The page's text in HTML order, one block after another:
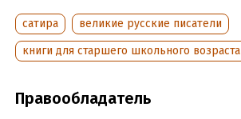
сатира
великие русские писатели
книги для старшего школьного возраста
Правообладатель